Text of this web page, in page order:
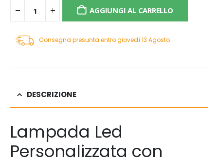
AGGIUNGI AL CARRELLO
Consegna presunta entro giovedì 13 Agosto
DESCRIZIONE
Lampada Led
Personalizzata con